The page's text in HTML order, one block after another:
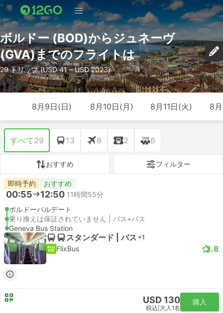
ボルドー (BOD)からジュネーヴ
(GVA)までのフライトは
29 トリップ (USD 41 – USD 2023)
8月9日(日) 8月10日(月) 8月11日(火) 8
すべて29 13 8 2 6
おすすめ フィルター
即時予約 おすすめ
00:55 12:50 11時間55分
ボルドーパルデート
乗り換えは保証されていません | バス+バス
Geneva Bus Station
スタンダード | バス +1
FlixBus 3.8
USD 130
税込 大人1名
購入